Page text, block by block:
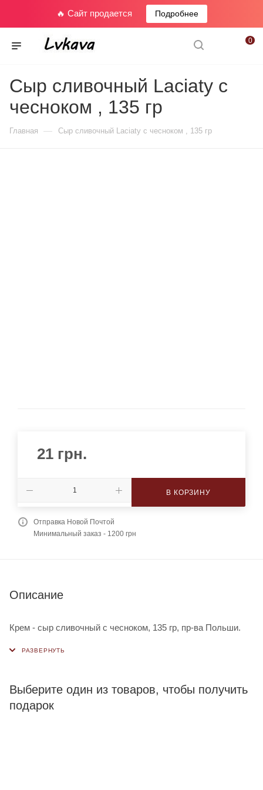
🔥 Сайт продается Подробнее
0
Сыр сливочный Laciaty с
чесноком , 135 гр
Главная — Сыр сливочный Laciaty с чесноком , 135 гр
21 грн.
В КОРЗИНУ
Отправка Новой Почтой
Минимальный заказ - 1200 грн
Описание
Крем - сыр сливочный с чесноком, 135 гр, пр-ва Польши.
Выберите один из товаров, чтобы получить
подарок